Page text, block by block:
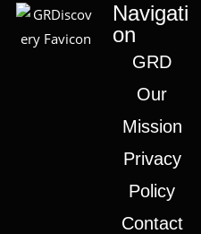
Navigati
on
GRD
Our
Mission
Privacy
Policy
Contact